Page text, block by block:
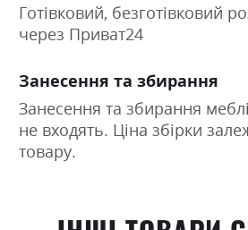
Готівковий, безготівковий
через Приват24
Занесення та збирання
Занесення та збирання
не входять. Ціна збірки
товару.